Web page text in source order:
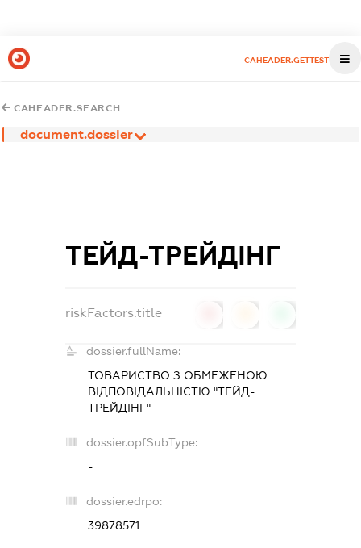
CAHEADER.GETTEST
CAHEADER.SEARCH
document.dossier
ТЕЙД-ТРЕЙДІНГ
riskFactors.title
dossier.fullName:
ТОВАРИСТВО З ОБМЕЖЕНОЮ
ВІДПОВІДАЛЬНІСТЮ "ТЕЙД-
ТРЕЙДІНГ"
dossier.opfSubType:
-
dossier.edrpo:
39878571